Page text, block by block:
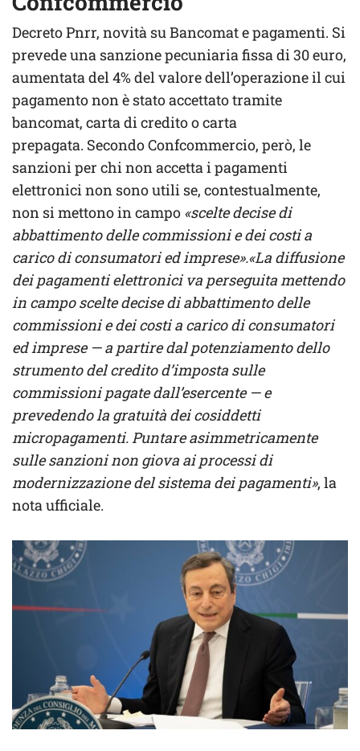
Decreto Pnrr, novità su Bancomat e pagamenti. Si
prevede una sanzione pecuniaria fissa di 30 euro,
aumentata del 4% del valore dell’operazione il cui
pagamento non è stato accettato tramite
bancomat, carta di credito o carta
prepagata. Secondo Confcommercio, però, le
sanzioni per chi non accetta i pagamenti
elettronici non sono utili se, contestualmente,
non si mettono in campo «scelte decise di
abbattimento delle commissioni e dei costi a
carico di consumatori ed imprese».«La diffusione
dei pagamenti elettronici va perseguita mettendo
in campo scelte decise di abbattimento delle
commissioni e dei costi a carico di consumatori
ed imprese — a partire dal potenziamento dello
strumento del credito d’imposta sulle
commissioni pagate dall’esercente — e
prevedendo la gratuità dei cosiddetti
micropagamenti. Puntare asimmetricamente
sulle sanzioni non giova ai processi di
modernizzazione del sistema dei pagamenti», la
nota ufficiale.